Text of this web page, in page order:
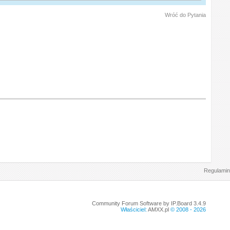
Wróć do Pytania
Regulamin
Community Forum Software by IP.Board 3.4.9
Właściciel: AMXX.pl© 2008 - 2026